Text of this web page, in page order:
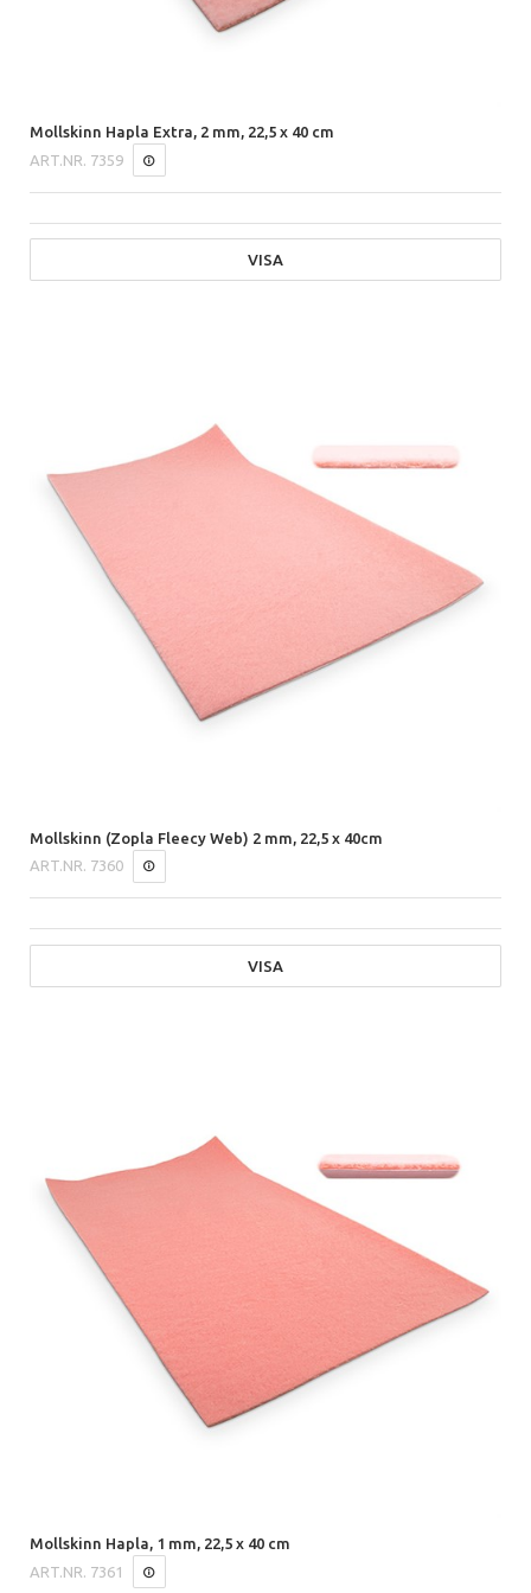
Mollskinn Hapla Extra, 2 mm, 22,5 x 40 cm
ART.NR. 7359
VISA
Mollskinn (Zopla Fleecy Web) 2 mm, 22,5 x 40cm
ART.NR. 7360
VISA
Mollskinn Hapla, 1 mm, 22,5 x 40 cm
ART.NR. 7361